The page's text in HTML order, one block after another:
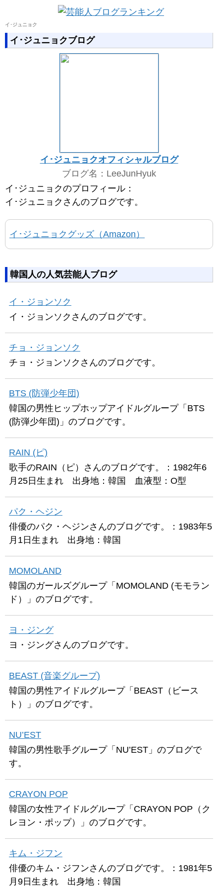
イ･ジュニョク
イ･ジュニョクブログ
イ･ジュニョクオフィシャルブログ
ブログ名：LeeJunHyuk
イ･ジュニョクのプロフィール：
イ･ジュニョクさんのブログです。
イ･ジュニョクグッズ（Amazon）
韓国人の人気芸能人ブログ
イ・ジョンソク
イ・ジョンソクさんのブログです。
チョ・ジョンソク
チョ・ジョンソクさんのブログです。
BTS (防弾少年団)
韓国の男性ヒップホップアイドルグループ「BTS
(防弾少年団)」のブログです。
RAIN (ピ)
歌手のRAIN（ピ）さんのブログです。：1982年6
月25日生まれ 出身地：韓国 血液型：O型
パク・ヘジン
俳優のパク・ヘジンさんのブログです。：1983年5
月1日生まれ 出身地：韓国
MOMOLAND
韓国のガールズグループ「MOMOLAND (モモラン
ド）」のブログです。
ヨ・ジング
ヨ・ジングさんのブログです。
BEAST (音楽グループ)
韓国の男性アイドルグループ「BEAST（ビース
ト）」のブログです。
NU’EST
韓国の男性歌手グループ「NU’EST」のブログで
す。
CRAYON POP
韓国の女性アイドルグループ「CRAYON POP（ク
レヨン・ポップ）」のブログです。
キム・ジフン
俳優のキム・ジフンさんのブログです。：1981年5
月9日生まれ 出身地：韓国